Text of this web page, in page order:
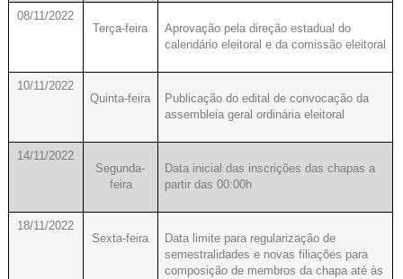
08/11/2022
Terça-feira
Aprovação pela direção estadual do
calendário eleitoral e da comissão eleitoral
10/11/2022
Quinta-feira
Publicação do edital de convocação da
assembleia geral ordinária eleitoral
14/11/2022
Segunda-
feira
Data inicial das inscrições das chapas a
partir das 00:00h
18/11/2022
Sexta-feira
Data limite para regularização de
semestralidades e novas filiações para
composição de membros da chapa até às